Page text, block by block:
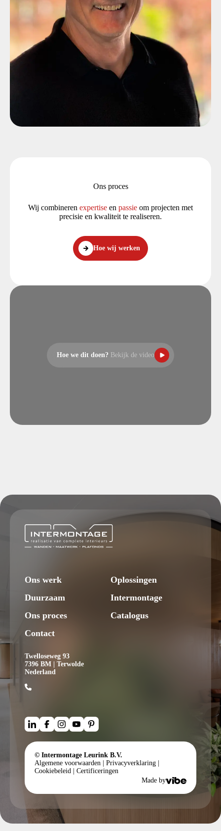
Ons proces
Wij combineren expertise en passie om projecten met
precisie en kwaliteit te realiseren.
Hoe wij werken
Hoe we dit doen? Bekijk de video
Ons werk
Oplossingen
Duurzaam
Intermontage
Ons proces
Catalogus
Contact
Twelloseweg 93
7396 BM | Terwolde
Nederland
© Intermontage Leurink B.V.
Algemene voorwaarden
Privacyverklaring
Cookiebeleid
Certificeringen
Made by